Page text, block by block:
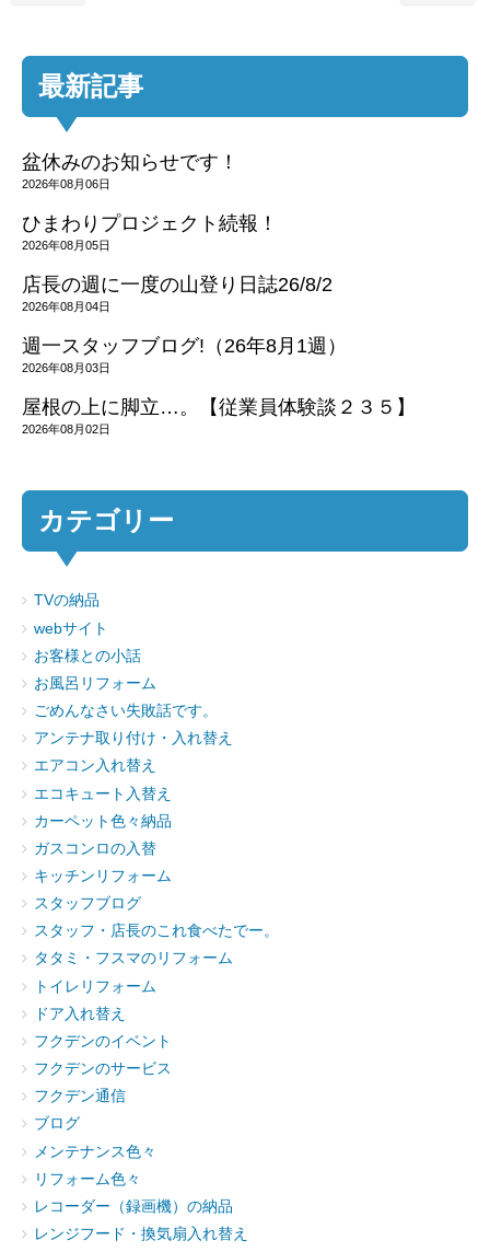
最新記事
盆休みのお知らせです！
2026年08月06日
ひまわりプロジェクト続報！
2026年08月05日
店長の週に一度の山登り日誌26/8/2
2026年08月04日
週一スタッフブログ!（26年8月1週）
2026年08月03日
屋根の上に脚立…。【従業員体験談２３５】
2026年08月02日
カテゴリー
TVの納品
webサイト
お客様との小話
お風呂リフォーム
ごめんなさい失敗話です。
アンテナ取り付け・入れ替え
エアコン入れ替え
エコキュート入替え
カーペット色々納品
ガスコンロの入替
キッチンリフォーム
スタッフブログ
スタッフ・店長のこれ食べたでー。
タタミ・フスマのリフォーム
トイレリフォーム
ドア入れ替え
フクデンのイベント
フクデンのサービス
フクデン通信
ブログ
メンテナンス色々
リフォーム色々
レコーダー（録画機）の納品
レンジフード・換気扇入れ替え